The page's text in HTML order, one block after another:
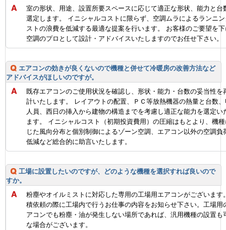
室の形状、用途、設置所要スペースに応じて適正な形状、能力と台
選定します。 イニシャルコストに限らず、空調ムラによるランニ
ストの浪費を低減する最適な提案を行います。 お客様のご要望を
空調のプロとして設計・アドバイスいたしますのでお任せ下さい。
エアコンの効きが良くないので機種と併せて冷暖房の改善方法など
アドバイスがほしいのですが。
既存エアコンのご使用状況を確認し、形状・能力・台数の妥当性を
計いたします。 レイアウトの配置、ＰＣ等放熱機器の熱量と台数
人員、西日の挿入から建物の構造までを考慮し適正な能力を選定い
ます。 イニシャルコスト（初期投資費用）の圧縮はもとより、機
じた風向分布と個別制御によるゾーン空調、エアコン以外の空調負
低減など総合的に助言いたします。
工場に設置したいのですが、どのような機種を選択すれば良いので
すか。
粉塵やオイルミストに対応した専用の工場用エアコンがございます
積依頼の際に工場内で行うお仕事の内容をお知らせ下さい。工場用
アコンでも粉塵・油が発生しない場所であれば、汎用機種の設置も
な場合がございます。